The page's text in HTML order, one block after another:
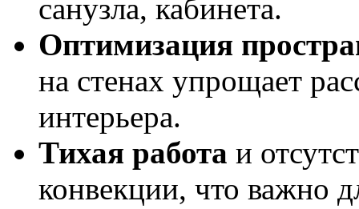
санузла, кабинета.
Оптимизация
на стенах упрощает
интерьера.
Тихая работа и
конвекции, что важно